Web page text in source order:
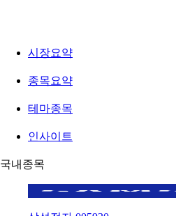
시장요약
종목요약
테마종목
인사이트
국내종목